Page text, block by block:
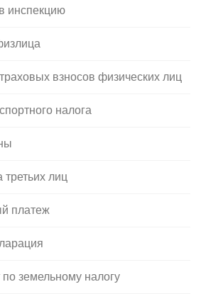
инспекцию
взносов физических лиц
налога
третьих лиц
платеж
земельному налогу